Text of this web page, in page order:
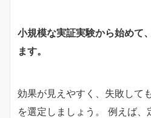
小規模な実証実験から始めて
ます。
効果が見えやすく、失敗して
を選定しましょう。 例えば